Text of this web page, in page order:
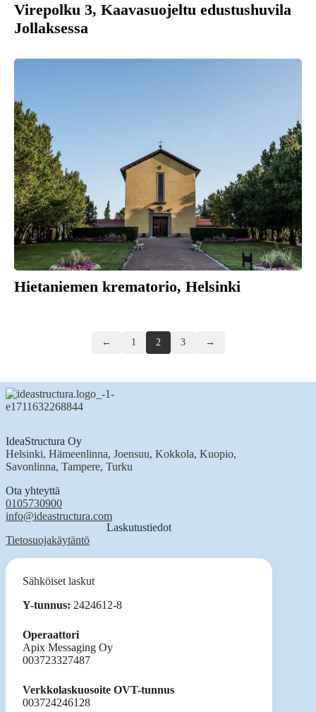
Virepolku 3, Kaavasuojeltu edustushuvila
Jollaksessa
Hietaniemen krematorio, Helsinki
← 1 2 3 →
IdeaStructura Oy
Helsinki, Hämeenlinna, Joensuu, Kokkola, Kuopio,
Savonlinna, Tampere, Turku
Ota yhteyttä
0105730900
info@ideastructura.com
Tietosuojakäytäntö
Laskutustiedot
Sähköiset laskut
Y-tunnus: 2424612-8
Operaattori
Apix Messaging Oy
003723327487
Verkkolaskuosoite OVT-tunnus
003724246128